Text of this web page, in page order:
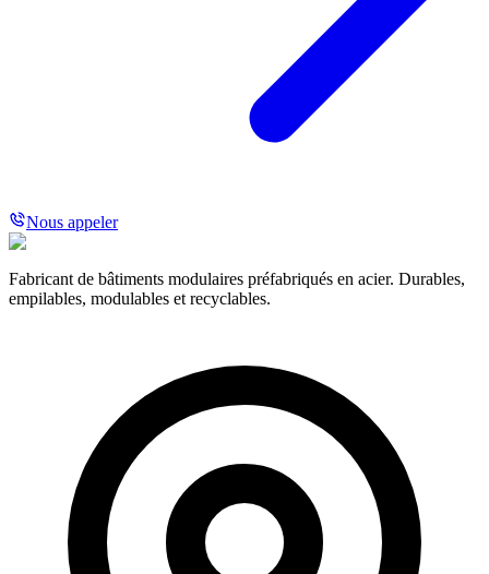
Nous appeler
Fabricant de bâtiments modulaires préfabriqués en acier. Durables,
empilables, modulables et recyclables.